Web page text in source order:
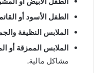
الطفل الأسود أو
الملابس النظيفة
الملابس الممزقة أو
مشاكل مالية.